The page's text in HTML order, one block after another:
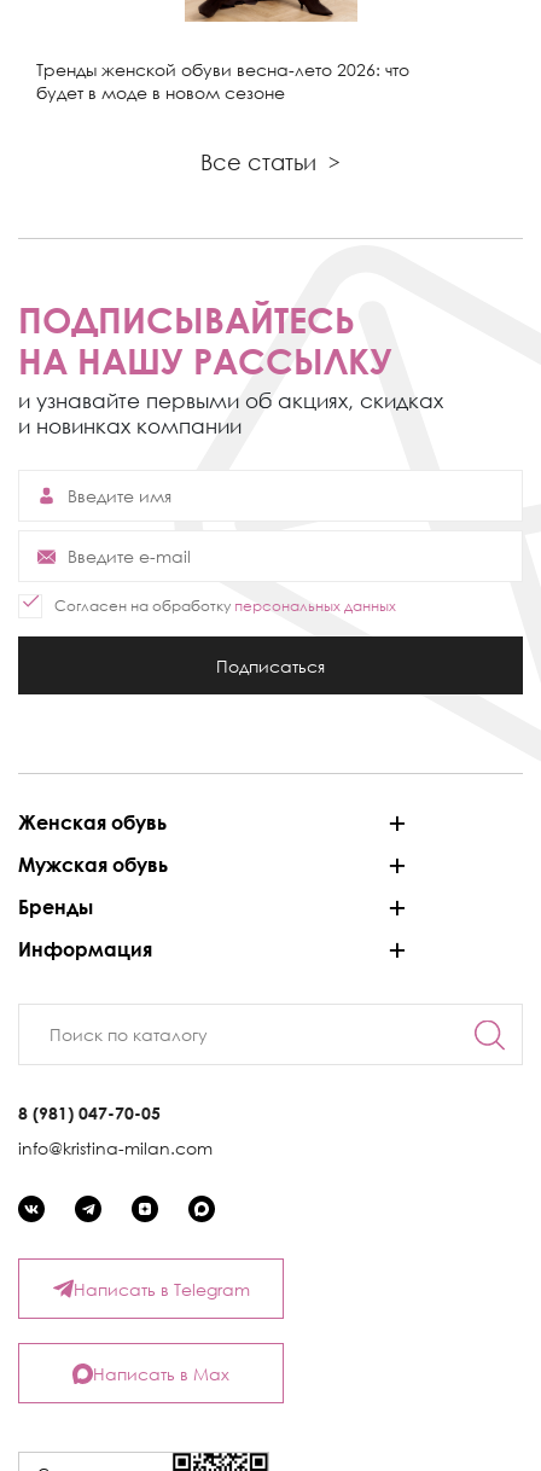
Тренды женской обуви весна-лето 2026: что
будет в моде в новом сезоне
Все статьи >
ПОДПИСЫВАЙТЕСЬ
НА НАШУ РАССЫЛКУ
и узнавайте первыми об акциях, скидках
и новинках компании
Согласен на обработку персональных данных
Подписаться
Женская обувь
Мужская обувь
Бренды
Информация
8 (981) 047-70-05
info@kristina-milan.com
Написать в Telegram
Написать в Max